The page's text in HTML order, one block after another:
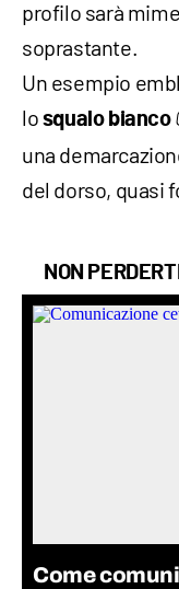
profilo sarà
soprastante.
Un esempio
lo squalo bianco
una
del dorso, quasi
NON
Come